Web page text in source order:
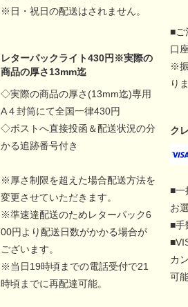
※日・祝日の配送はされません。
レターパックライト430円※実際の
商品の厚さ13mm迄
◇実際の商品の厚さ(13mm迄)専用
A４封筒にて全国一律430円
◇ポストへ直接投函＆配送状況の分
かる追跡番号付き
※厚さ制限を超えた場合配送方法を
変更させていただきます。
※準速達配送のためレターパック6
00円より配送日数がかかる場合が
ございます。
※当日19時頃までの電話受付で21
時頃までに再配達可能。
■ご
口
※
り
ク
■一
お
■手
カ
可